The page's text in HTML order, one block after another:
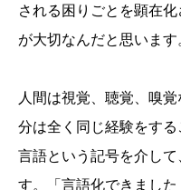
される困りごとを顕在
が大切なんだと思います
人間は視覚、聴覚、嗅
分は全く同じ経験をす
言語という記号を介し
す。「言語化できまし